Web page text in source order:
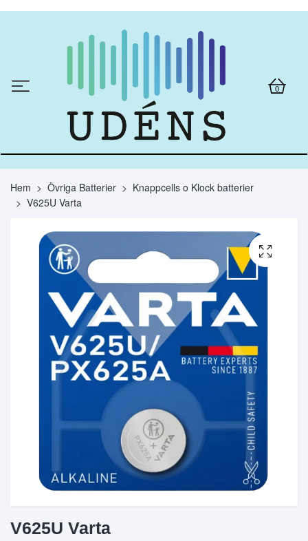
0
Hem Övriga Batterier
Knappcells o Klock batterier
V625U Varta
V625U Varta